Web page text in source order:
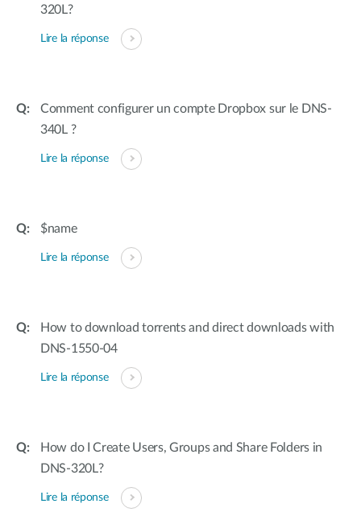
320L?
Lire la réponse
Comment configurer un compte Dropbox sur le DNS-
340L ?
Lire la réponse
$name
Lire la réponse
How to download torrents and direct downloads with
DNS-1550-04
Lire la réponse
How do I Create Users, Groups and Share Folders in
DNS-320L?
Lire la réponse